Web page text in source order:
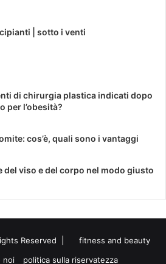
| sotto i venti
di chirurgia plastica indicati dopo
per l’obesità?
cos’è, quali sono i vantaggi
del viso e del corpo nel modo giusto
Reserved |
fitness and beauty
noi politica sulla riservatezza